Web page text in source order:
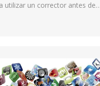
utilizar un corrector antes de…